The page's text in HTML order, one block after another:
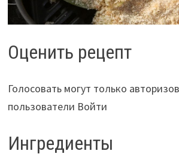
Оценить рецепт
Голосовать могут только
пользователи Войти
Ингредиенты